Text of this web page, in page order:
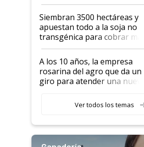
perder el tren"
Siembran 3500 hectáreas y
apuestan todo a la soja no
transgénica para cobrar más
por tonelada: compraron un
semillero
A los 10 años, la empresa
rosarina del agro que da un
giro para atender una nueva
Ver todos los temas